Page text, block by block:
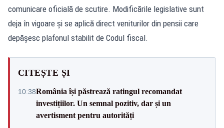
comunicare oficială de scutire. Modificările legislative sunt
deja în vigoare și se aplică direct veniturilor din pensii care
depășesc plafonul stabilit de Codul fiscal.
CITEȘTE ȘI
10:38România își păstrează ratingul recomandat
investițiilor. Un semnal pozitiv, dar și un
avertisment pentru autorități